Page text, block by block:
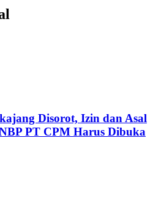
Disorot, Izin dan Asal
PT CPM Harus Dibuka